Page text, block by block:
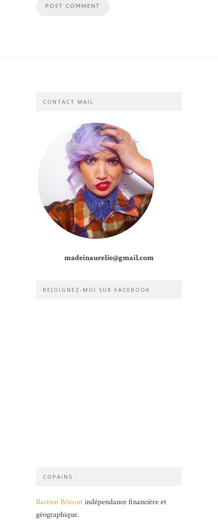
CONTACT MAIL
madeinaurelie@gmail.com
REJOIGNEZ-MOI SUR FACEBOOK
COPAINS :
Bastien Bricoutindépendance financière et
géographique.